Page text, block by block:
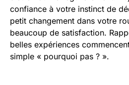
confiance à votre instinct de
petit changement dans votre
beaucoup de satisfaction.
belles expériences
simple « pourquoi pas ? ».